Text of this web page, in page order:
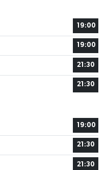
19:00
19:00
21:30
21:30
19:00
21:30
21:30